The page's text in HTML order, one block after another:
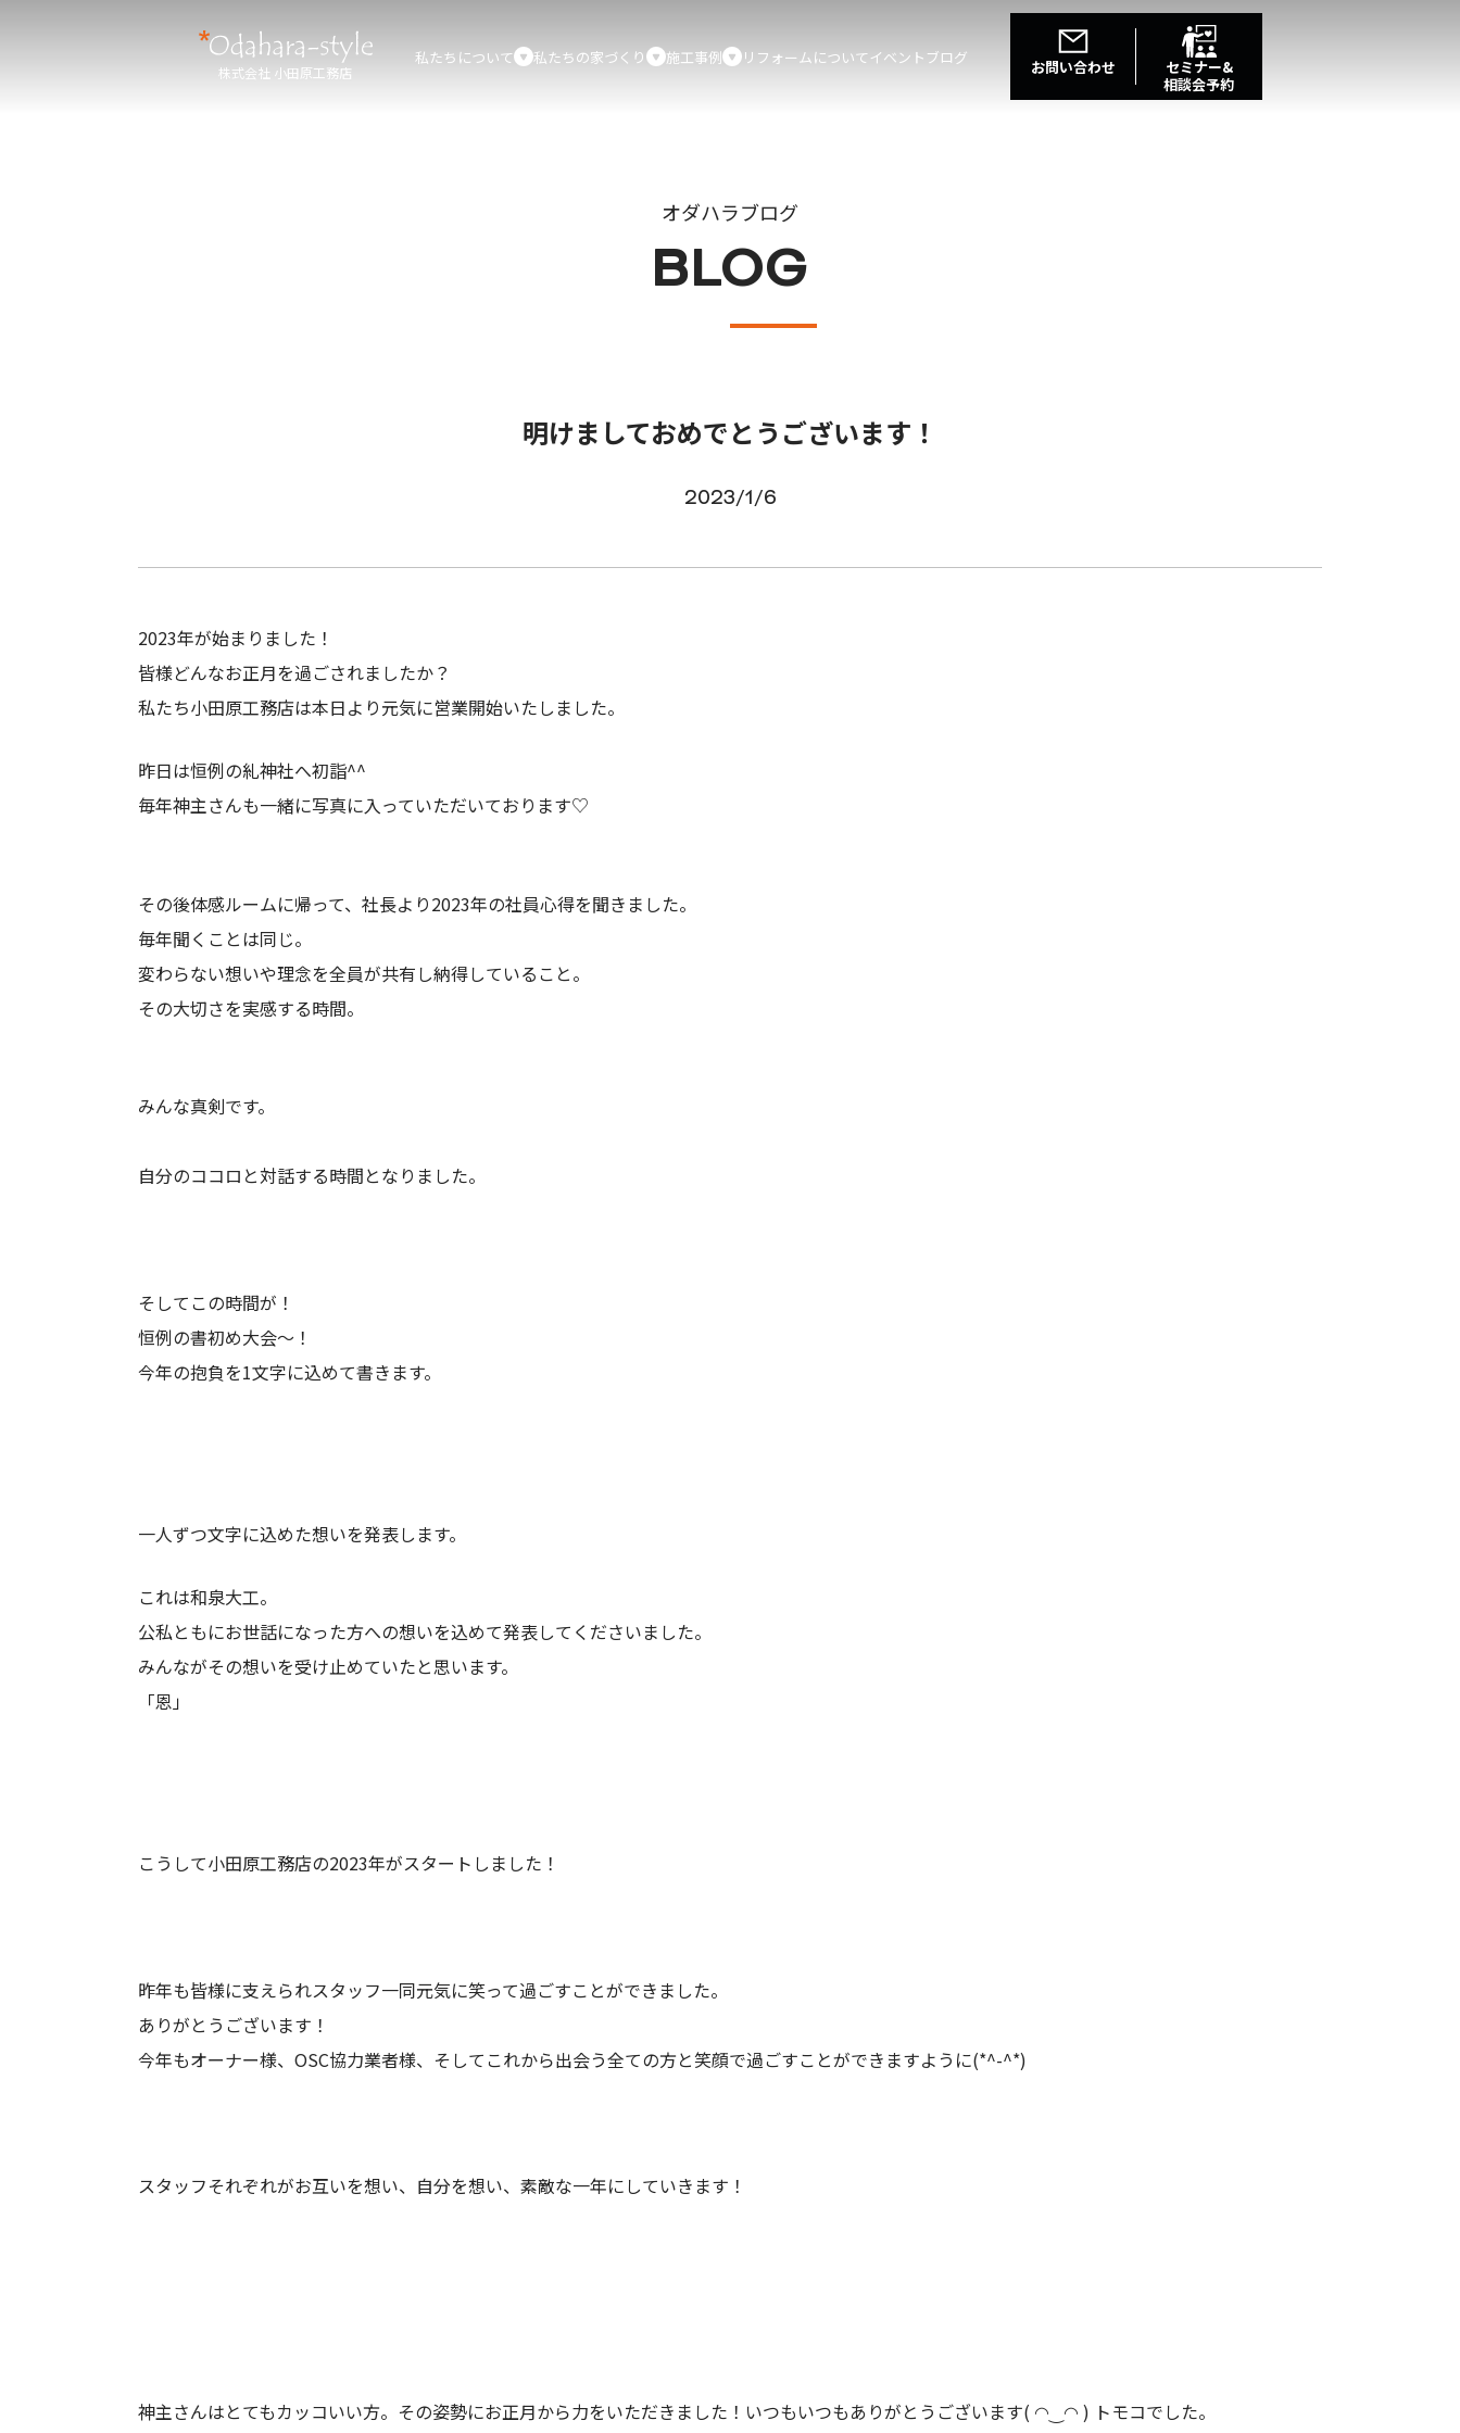
株式会社 小田原工務店
私たちについて 私たちの家づくり 施工事例 リフォームについてイベント ブログ お問い合わせ
セミナー&
相談会予約
オダハラブログ
BLOG
明けましておめでとうございます！
2023/1/6
2023年が始まりました！
皆様どんなお正月を過ごされましたか？
私たち小田原工務店は本日より元気に営業開始いたしました。
昨日は恒例の糺神社へ初詣^^
毎年神主さんも一緒に写真に入っていただいております♡
その後体感ルームに帰って、社長より2023年の社員心得を聞きました。
毎年聞くことは同じ。
変わらない想いや理念を全員が共有し納得していること。
その大切さを実感する時間。
みんな真剣です。
自分のココロと対話する時間となりました。
そしてこの時間が！
恒例の書初め大会～！
今年の抱負を1文字に込めて書きます。
一人ずつ文字に込めた想いを発表します。
これは和泉大工。
公私ともにお世話になった方への想いを込めて発表してくださいました。
みんながその想いを受け止めていたと思います。
「恩」
こうして小田原工務店の2023年がスタートしました！
昨年も皆様に支えられスタッフ一同元気に笑って過ごすことができました。
ありがとうございます！
今年もオーナー様、OSC協力業者様、そしてこれから出会う全ての方と笑顔で過ごすことができますように(*^-^*)
スタッフそれぞれがお互いを想い、自分を想い、素敵な一年にしていきます！
神主さんはとてもカッコいい方。その姿勢にお正月から力をいただきました！いつもいつもありがとうございます( ◠‿◠ ) トモコでした。